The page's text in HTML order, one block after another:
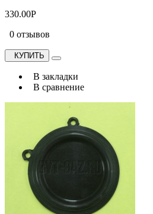
330.00Р
0 отзывов
КУПИТЬ
В закладки
В сравнение